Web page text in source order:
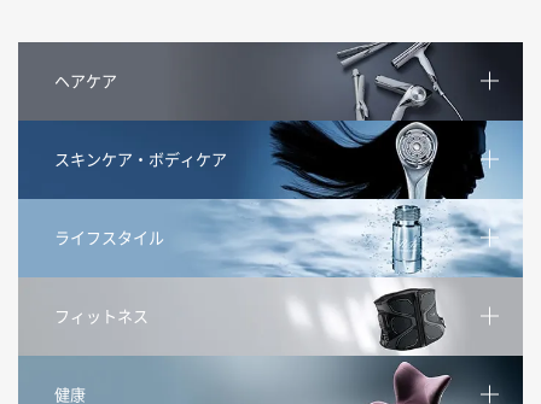
ヘアケア
スキンケア・ボディケア
ライフスタイル
フィットネス
健康